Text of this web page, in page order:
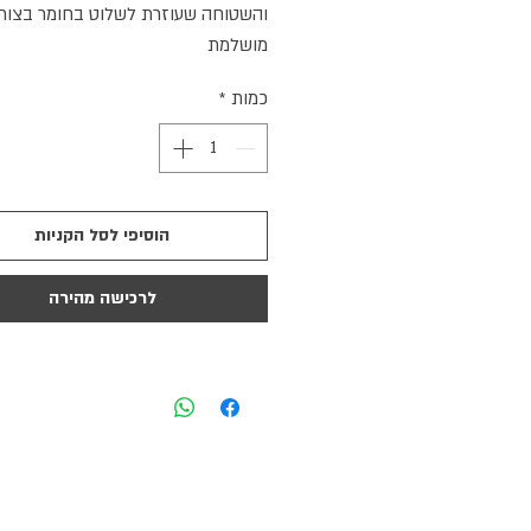
והשטוחה שעוזרת לשלוט בחומר
מושלמת
כמות *
הוסיפי לסל הקניות
לרכישה מהירה